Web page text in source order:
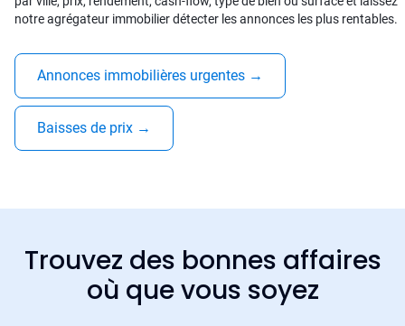
notre agrégateur immobilier détecter les annonces les plus rentables.
Annonces immobilières urgentes →
Baisses de prix →
Trouvez des bonnes affaires
où que vous soyez